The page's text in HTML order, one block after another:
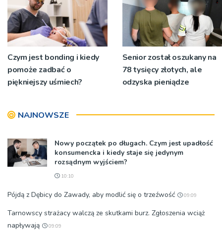
Czym jest bonding i kiedy
pomoże zadbać o
piękniejszy uśmiech?
Senior został oszukany na
78 tysięcy złotych, ale
odzyska pieniądze
NAJNOWSZE
Nowy początek po długach. Czym jest upadłość
konsumencka i kiedy staje się jedynym
rozsądnym wyjściem?
10:10
Pójdą z Dębicy do Zawady, aby modlić się o trzeźwość 09:09
Tarnowscy strażacy walczą ze skutkami burz. Zgłoszenia wciąż
napływają
09:09